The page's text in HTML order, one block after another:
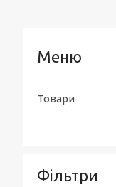
Товари
Фільтри